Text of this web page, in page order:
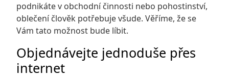
podnikáte v obchodní činnosti nebo pohostinství,
oblečení člověk potřebuje všude. Věříme, že se
Vám tato možnost bude líbit.
Objednávejte jednoduše přes
internet